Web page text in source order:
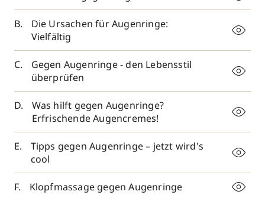
Die Ursachen für Augenringe:
Vielfältig
Gegen Augenringe - den Lebensstil
überprüfen
Was hilft gegen Augenringe?
Erfrischende Augencremes!
Tipps gegen Augenringe – jetzt wird's
cool
Klopfmassage gegen Augenringe